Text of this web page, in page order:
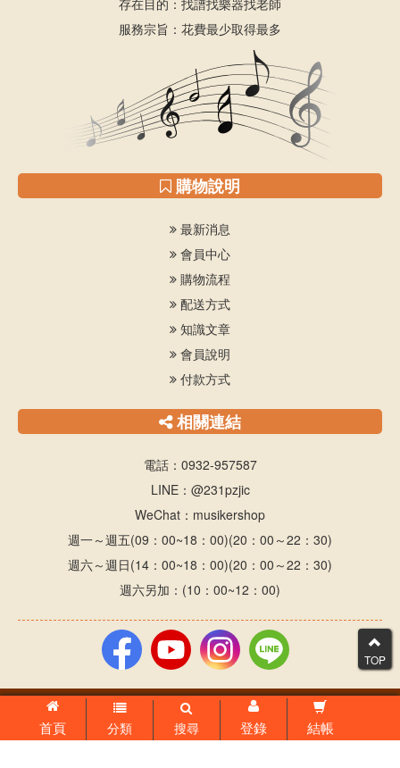
首頁 分類 搜尋 登錄 結帳
存在目的：找譜找樂器找老師
服務宗旨：花費最少取得最多
購物說明
最新消息
會員中心
購物流程
配送方式
知識文章
會員說明
付款方式
相關連結
電話：0932-957587
LINE：@231pzjic
WeChat：musikershop
週一～週五(09：00~18：00)(20：00～22：30)
週六～週日(14：00~18：00)(20：00～22：30)
週六另加：(10：00~12：00)
© 1999-2024 音樂家小舖 版權所有，並保留所有權利
TOP